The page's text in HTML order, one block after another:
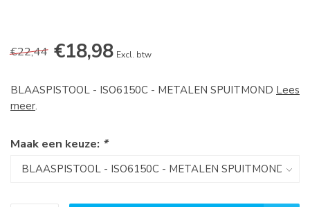
€22,44 €18,98 Excl. btw
BLAASPISTOOL - ISO6150C - METALEN SPUITMOND Lees
meer.
Maak een keuze: *